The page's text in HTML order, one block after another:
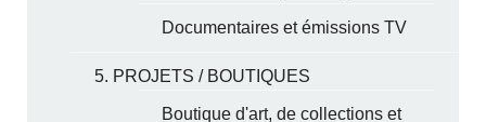
Documentaires et émissions TV
5. PROJETS / BOUTIQUES
Boutique d'art, de collections et